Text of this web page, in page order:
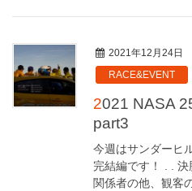
2021年12月24日
RACE&EVENT
2021 NASA 25Hours of Thunderhill
part3
今週はサンダーヒ
完結編です！ . .
関係者の他、観客